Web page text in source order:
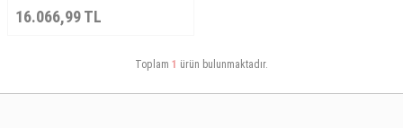
16.066,99TL
Toplam 1 ürün bulunmaktadır.